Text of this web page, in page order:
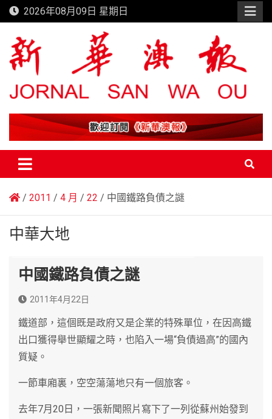
Skip
to
content
2026年08月09日 星期日
新華澳報
2011 4 月 22 中國鐵路負債之謎
中華大地
中國鐵路負債之謎
2011年4月22日
鐵道部，這個既是政府又是企業的特殊單位，在因高鐵
出口獲得舉世顯耀之時，也陷入一場“負債過高”的國內
質疑。
一節車廂裏，空空蕩蕩地只有一個旅客。
去年7月20日，一張新聞照片寫下了一列從蘇州始發到